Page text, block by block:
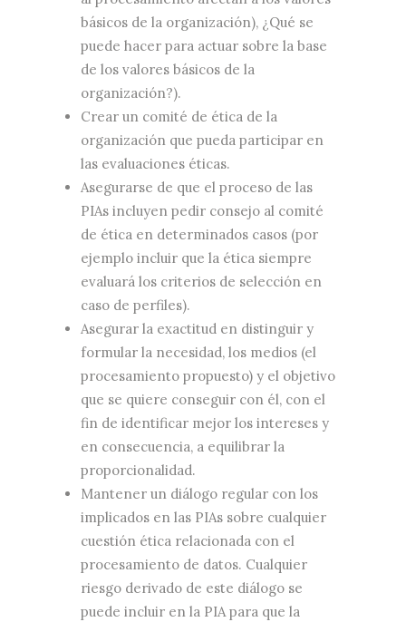
básicos de la organización), ¿Qué se
puede hacer para actuar sobre la base
de los valores básicos de la
organización?).
Crear un comité de ética de la
organización que pueda participar en
las evaluaciones éticas.
Asegurarse de que el proceso de las
PIAs incluyen pedir consejo al comité
de ética en determinados casos (por
ejemplo incluir que la ética siempre
evaluará los criterios de selección en
caso de perfiles).
Asegurar la exactitud en distinguir y
formular la necesidad, los medios (el
procesamiento propuesto) y el objetivo
que se quiere conseguir con él, con el
fin de identificar mejor los intereses y
en consecuencia, a equilibrar la
proporcionalidad.
Mantener un diálogo regular con los
implicados en las PIAs sobre cualquier
cuestión ética relacionada con el
procesamiento de datos. Cualquier
riesgo derivado de este diálogo se
puede incluir en la PIA para que la